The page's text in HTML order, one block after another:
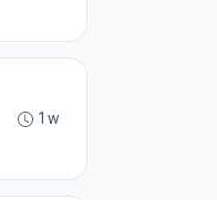
1w